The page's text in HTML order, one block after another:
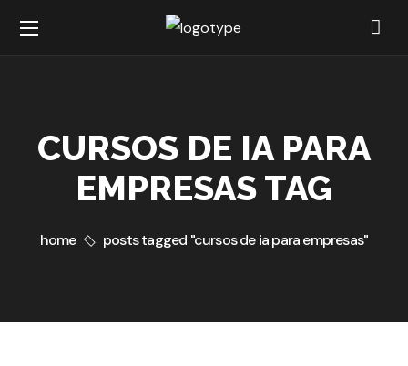
CURSOS DE IA PARA
EMPRESAS TAG
home posts tagged "cursos de ia para empresas"